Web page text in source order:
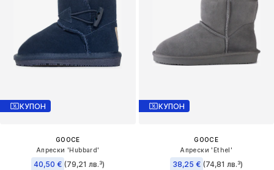
КУПОН
GOOCE
Апрески 'Hubbard'
40,50 € (79,21 лв.³)
КУПОН
GOOCE
Апрески 'Ethel'
38,25 € (74,81 лв.³)